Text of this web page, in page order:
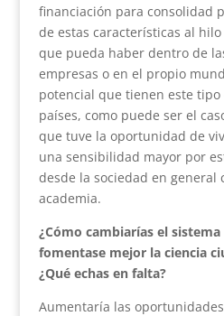
financiación para consolidad
de estas características al
que pueda haber dentro de
empresas o en el propio
potencial que tienen este tipo
países, como puede ser el
que tuve la oportunidad de
una sensibilidad mayor por
desde la sociedad en general
academia.
¿Cómo cambiarías el sistema
fomentase mejor la ciencia
¿Qué echas en falta?
Aumentaría las